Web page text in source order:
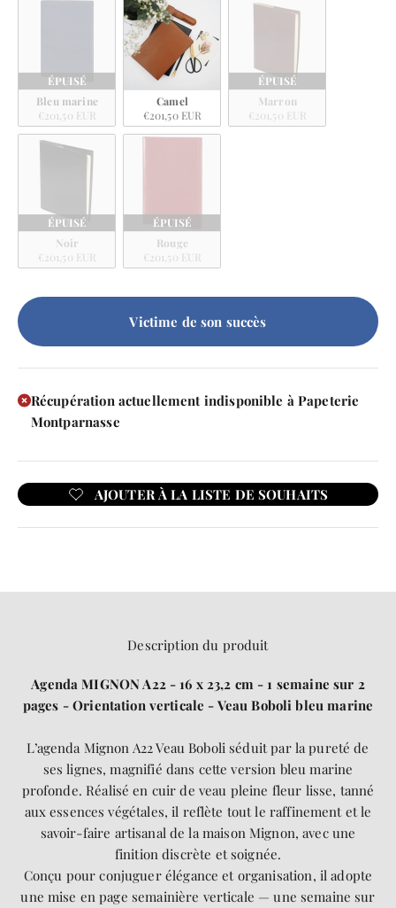
ÉPUISÉ
Bleu marine
€201,50 EUR
Camel
€201,50 EUR
ÉPUISÉ
Marron
€201,50 EUR
ÉPUISÉ
Noir
€201,50 EUR
ÉPUISÉ
Rouge
€201,50 EUR
Victime de son succès
Récupération actuellement indisponible à Papeterie
Montparnasse
Description du produit
Agenda MIGNON A22 - 16 x 23,2 cm - 1 semaine sur 2
pages - Orientation verticale - Veau Boboli bleu marine
L’agenda Mignon A22 Veau Boboli séduit par la pureté de
ses lignes, magnifié dans cette version bleu marine
profonde. Réalisé en cuir de veau pleine fleur lisse, tanné
aux essences végétales, il reflète tout le raffinement et le
savoir-faire artisanal de la maison Mignon, avec une
finition discrète et soignée.
Conçu pour conjuguer élégance et organisation, il adopte
une mise en page semainière verticale — une semaine sur